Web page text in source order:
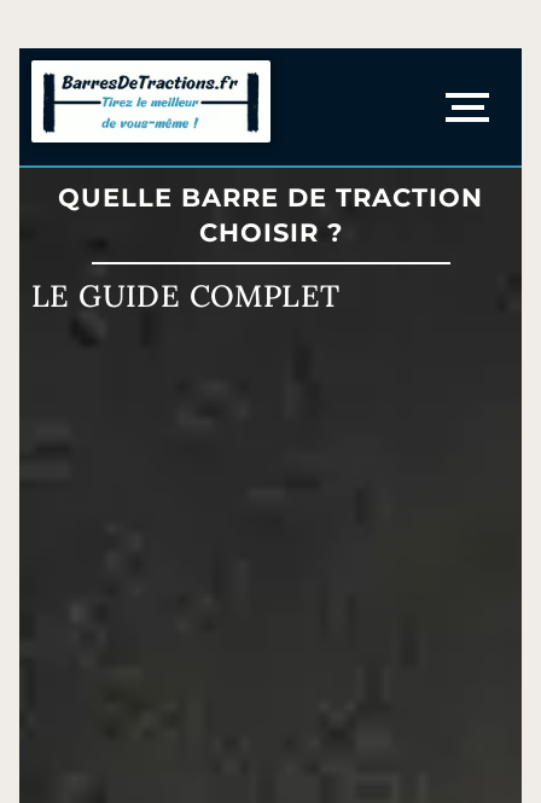
QUELLE BARRE DE TRACTION
CHOISIR ?
LE GUIDE COMPLET